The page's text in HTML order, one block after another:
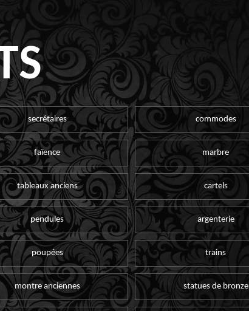
secrétaires commodes
faïence marbre
tableaux anciens cartels
pendules argenterie
poupées trains
montre anciennes statues de bronze